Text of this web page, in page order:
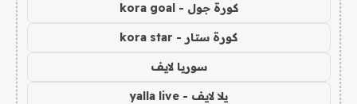
كورة جول - kora goal
كورة ستار - kora star
سوريا لايف
يلا لايف - yalla live